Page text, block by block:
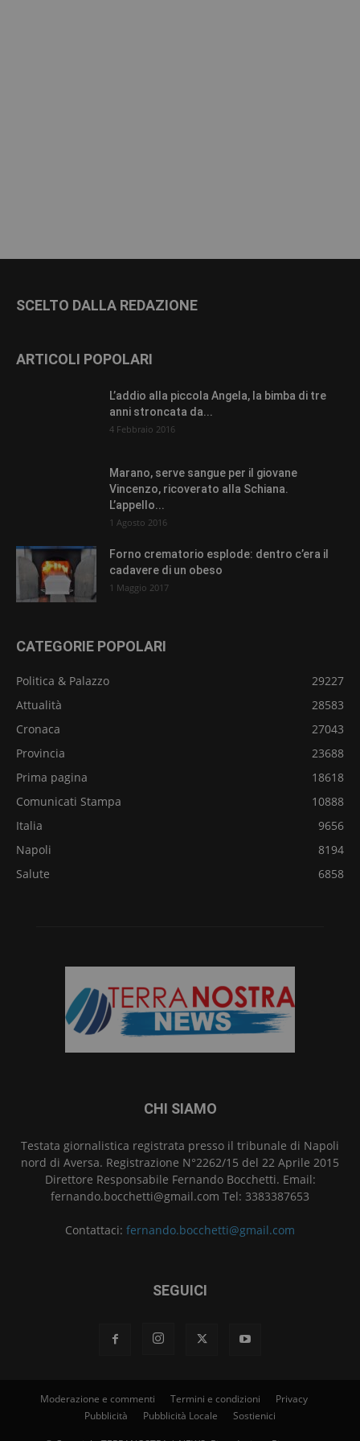
SCELTO DALLA REDAZIONE
ARTICOLI POPOLARI
L’addio alla piccola Angela, la bimba di tre
anni stroncata da...
4 Febbraio 2016
Marano, serve sangue per il giovane
Vincenzo, ricoverato alla Schiana.
L’appello...
1 Agosto 2016
Forno crematorio esplode: dentro c’era il
cadavere di un obeso
1 Maggio 2017
CATEGORIE POPOLARI
Politica & Palazzo
29227
Attualità
28583
Cronaca
27043
Provincia
23688
Prima pagina
18618
Comunicati Stampa
10888
Italia
9656
Napoli
8194
Salute
6858
CHI SIAMO
Testata giornalistica registrata presso il tribunale di Napoli
nord di Aversa. Registrazione N°2262/15 del 22 Aprile 2015
Direttore Responsabile Fernando Bocchetti. Email:
fernando.bocchetti@gmail.com Tel: 3383387653
Contattaci: fernando.bocchetti@gmail.com
SEGUICI
Moderazione e commenti Termini e condizioni
Privacy
Pubblicità
Pubblicità Locale Sostienici